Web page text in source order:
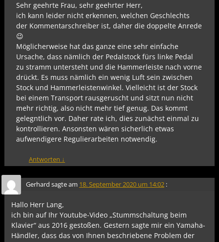
Sehr geehrte Frau, sehr geehrter Herr,
ich kann leider nicht erkennen, welchen Geschlechts
der Kommentarschreiber ist, daher die doppelte Anrede
😉
Möglicherweise hat das ganze eine sehr einfache
Ursache, dass nämlich der Pedalstock fürs linke Pedal
zu stramm untersteht und die Hammerleiste nach vorne
drückt. Es muss nämlich ein wenig Luft sein zwischen
Stock und Hammerleistenwinkel. Vielleicht ist der Stock
bei einem Transport rausgeruscht und sitzt nun nicht
mehr richtig, also nicht mehr tief genug. Das kommt
gelegntlich vor. Daher rate ich, dies zunächst einmal zu
kontrollieren. Ansonsten wären sicherlich etwas
aufwendigere Regulierarbeiten notwendig.
Antworten ↓
Gerhard sagte am 18. September 2020 um 14:02 :
Hallo Herr Lang,
ich bin auf Ihr Youtube-Video „Stummschaltung beim
Klavier“ aus 2016 gestoßen. Gestern sagte mir ein Yamaha-
Händler, dass das von Ihnen beschriebene Problem der